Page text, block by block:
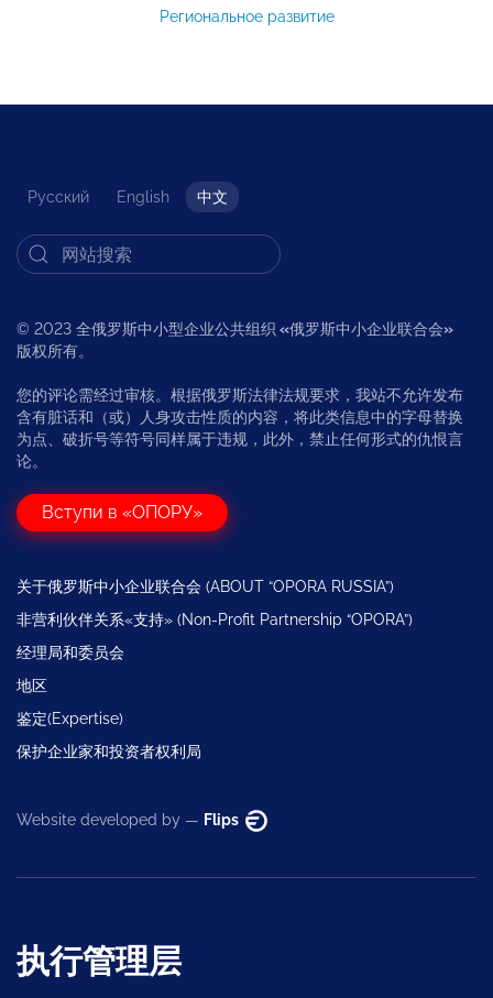
Региональное развитие
Русский English 中文
© 2023 全俄罗斯中小型企业公共组织 «俄罗斯中小企业联合会»
版权所有。
您的评论需经过审核。根据俄罗斯法律法规要求，我站不允许发布
含有脏话和（或）人身攻击性质的内容，将此类信息中的字母替换
为点、破折号等符号同样属于违规，此外，禁止任何形式的仇恨言
论。
Вступи в «ОПОРУ»
关于俄罗斯中小企业联合会 (ABOUT “OPORA RUSSIA”)
非营利伙伴关系«支持» (Non-Profit Partnership “OPORA”)
经理局和委员会
地区
鉴定(Expertise)
保护企业家和投资者权利局
Website developed by — Flips
执行管理层